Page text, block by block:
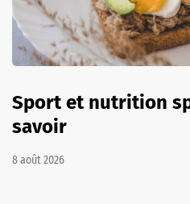
Sport et nutrition
savoir
8 août 2026